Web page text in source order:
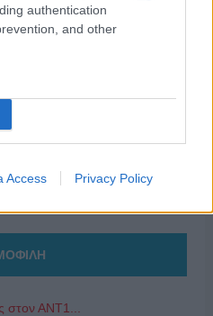
authentication
and other
Access Privacy Policy
στον ΑΝΤ1...